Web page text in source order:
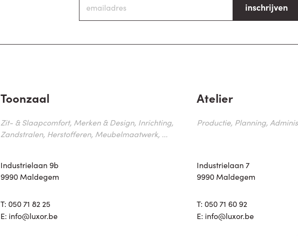
inschrijven
Toonzaal
Zit- & Slaapcomfort, Merken & Design, Inrichting,
Zandstralen, Herstofferen, Meubelmaatwerk, ...
Industrielaan 9b
9990 Maldegem
T: 050 71 82 25
E: info@luxor.be
Atelier
Productie, Planning,
Industrielaan 7
9990 Maldegem
T: 050 71 60 92
E: info@luxor.be